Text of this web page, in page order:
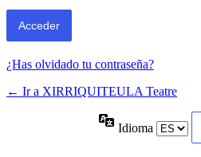
¿Has olvidado tu contraseña?
← Ir a XIRRIQUITEULA Teatre
Idioma